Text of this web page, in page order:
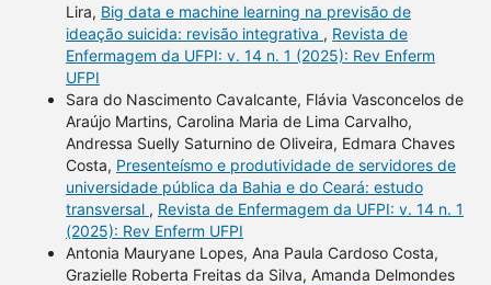
Lira, Big data e machine learning na previsão de
ideação suicida: revisão integrativa , Revista de
Enfermagem da UFPI: v. 14 n. 1 (2025): Rev Enferm
UFPI
Sara do Nascimento Cavalcante, Flávia Vasconcelos de
Araújo Martins, Carolina Maria de Lima Carvalho,
Andressa Suelly Saturnino de Oliveira, Edmara Chaves
Costa, Presenteísmo e produtividade de servidores de
universidade pública da Bahia e do Ceará: estudo
transversal , Revista de Enfermagem da UFPI: v. 14 n. 1
(2025): Rev Enferm UFPI
Antonia Mauryane Lopes, Ana Paula Cardoso Costa,
Grazielle Roberta Freitas da Silva, Amanda Delmondes